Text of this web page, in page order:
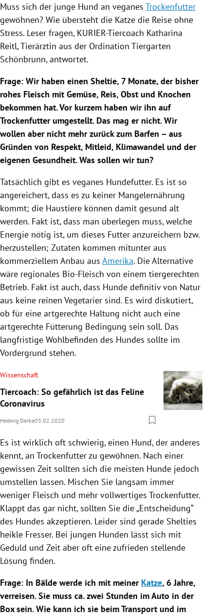
Untermenü
Muss sich der junge Hund an veganes Trockenfutter
gewöhnen? Wie übersteht die Katze die Reise ohne
Stress. Leser fragen, KURIER-Tiercoach Katharina
Reitl, Tierärztin aus der Ordination Tiergarten
Schönbrunn, antwortet.
Frage: Wir haben einen Sheltie, 7 Monate, der bisher
rohes Fleisch mit Gemüse, Reis, Obst und Knochen
bekommen hat. Vor kurzem haben wir ihn auf
Trockenfutterumgestellt. Das mag er nicht. Wir
wollen aber nicht mehr zurück zum Barfen – aus
Gründen von Respekt, Mitleid, Klimawandel und der
eigenen Gesundheit. Was sollen wir tun?
Tatsächlich gibt es veganes Hundefutter. Es ist so
angereichert, dass es zu keiner Mangelernährung
kommt; die Haustiere können damit gesund alt
werden. Fakt ist, dass man überlegen muss, welche
Energie nötig ist, um dieses Futter anzureichern bzw.
herzustellen; Zutaten kommen mitunter aus
kommerziellem Anbau aus Amerika. Die Alternative
wäre regionales Bio-Fleisch von einem tiergerechten
Betrieb. Fakt ist auch, dass Hunde definitiv von Natur
aus keine reinen Vegetarier sind. Es wird diskutiert,
ob für eine artgerechte Haltung nicht auch eine
artgerechte Fütterung Bedingung sein soll. Das
langfristige Wohlbefinden des Hundes sollte im
Vordergrund stehen.
Wissenschaft
Tiercoach: So gefährlich ist das Feline
Coronavirus
Hedwig Derka03.02.2020
Es ist wirklich oft schwierig, einen Hund, der anderes
kennt, an Trockenfutterzu gewöhnen. Nach einer
gewissen Zeit sollten sich die meisten Hunde jedoch
umstellen lassen. Mischen Sie langsam immer
weniger Fleisch und mehr vollwertiges Trockenfutter.
Klappt das gar nicht, sollten Sie die „Entscheidung“
des Hundes akzeptieren. Leider sind gerade Shelties
heikle Fresser. Bei jungen Hunden lässt sich mit
Geduld und Zeit aber oft eine zufrieden stellende
Lösung finden.
Frage: In Bälde werde ich mit meiner Katze, 6 Jahre,
verreisen. Sie muss ca. zwei Stunden imAuto in der
Box sein. Wie kann ich sie beimTransport und im